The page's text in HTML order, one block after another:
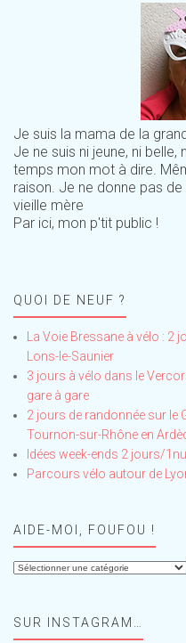
Je suis la mama de la
Je ne suis ni jeune, ni
temps mon mot à dire.
raison. Je ne donne pas
vieille mère
Par ici, mon p'tit public !
QUOI DE NEUF ?
La Voie Bressane à vélo : 2
Lons-le-Saunier
3 jours à vélo dans le
gare à gare
2 jours de randonnée sur le
Tournon-sur-Rhône en
Idées week-ends 2 jours/
Parcours vélo autour de
AIDE-MOI, FOUFOU !
Aide-
!SUR INSTAGRAM…